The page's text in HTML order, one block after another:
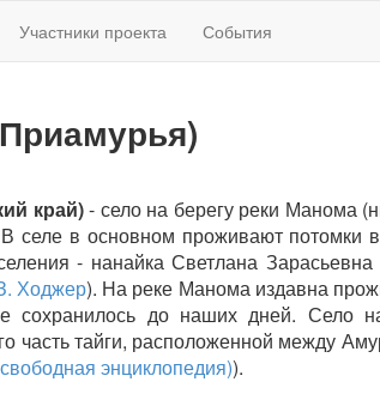
Участники проекта События
край)- село на берегу реки Манома
селе в основном проживают потомки
- нанайка Светлана
Ходжер). На реке Манома издавна
сохранилось до наших дней. Село
часть тайги, расположенной между
энциклопедия)).